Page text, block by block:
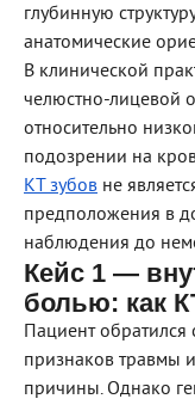
глубинную
анатомические
В клинической
челюстно‑лицевой
относительно
подозрении на
КТ зубов не
предположения в
наблюдения до
Кейс 1 —
болью: как
Пациент
признаков травмы
причины. Однако